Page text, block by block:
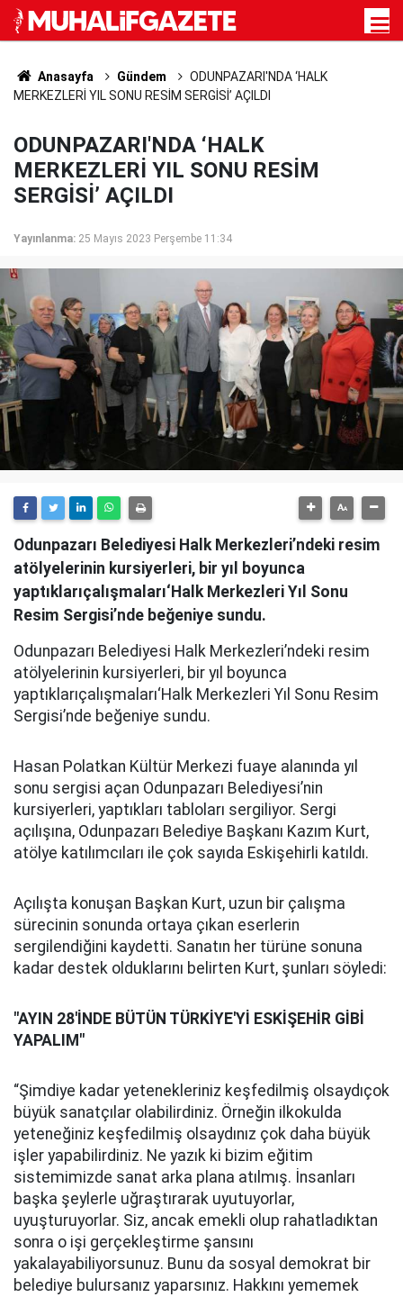
Anasayfa Gündem
ODUNPAZARI'NDA ‘HALK
MERKEZLERİ YIL SONU RESİM SERGİSİ’ AÇILDI
ODUNPAZARI'NDA ‘HALK
MERKEZLERİ YIL SONU RESİM
SERGİSİ’ AÇILDI
Yayınlanma: 25 Mayıs 2023 Perşembe 11:34
Odunpazarı Belediyesi Halk Merkezleri’ndeki resim
atölyelerinin kursiyerleri, bir yıl boyunca
yaptıklarıçalışmaları‘Halk Merkezleri Yıl Sonu
Resim Sergisi’nde beğeniye sundu.
Odunpazarı Belediyesi Halk Merkezleri’ndeki resim
atölyelerinin kursiyerleri, bir yıl boyunca
yaptıklarıçalışmaları‘Halk Merkezleri Yıl Sonu Resim
Sergisi’nde beğeniye sundu.
Hasan Polatkan Kültür Merkezi fuaye alanında yıl
sonu sergisi açan Odunpazarı Belediyesi’nin
kursiyerleri, yaptıkları tabloları sergiliyor. Sergi
açılışına, Odunpazarı Belediye Başkanı Kazım Kurt,
atölye katılımcıları ile çok sayıda Eskişehirli katıldı.
Açılışta konuşan Başkan Kurt, uzun bir çalışma
sürecinin sonunda ortaya çıkan eserlerin
sergilendiğini kaydetti. Sanatın her türüne sonuna
kadar destek olduklarını belirten Kurt, şunları söyledi:
"AYIN 28'İNDE BÜTÜN TÜRKİYE'Yİ ESKİŞEHİR GİBİ
YAPALIM"
“Şimdiye kadar yetenekleriniz keşfedilmiş olsaydıçok
büyük sanatçılar olabilirdiniz. Örneğin ilkokulda
yeteneğiniz keşfedilmiş olsaydınız çok daha büyük
işler yapabilirdiniz. Ne yazık ki bizim eğitim
sistemimizde sanat arka plana atılmış. İnsanları
başka şeylerle uğraştırarak uyutuyorlar,
uyuşturuyorlar. Siz, ancak emekli olup rahatladıktan
sonra o işi gerçekleştirme şansını
yakalayabiliyorsunuz. Bunu da sosyal demokrat bir
belediye bulursanız yaparsınız. Hakkını yememek